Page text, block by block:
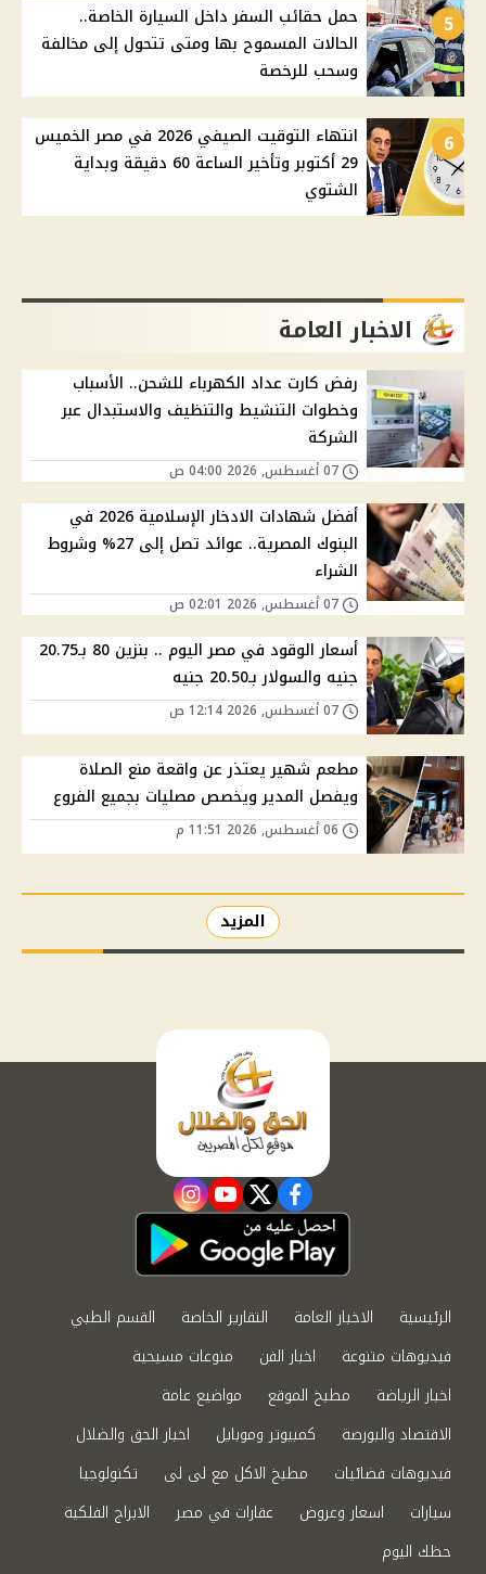
5
حمل حقائب السفر داخل السيارة الخاصة..
الحالات المسموح بها ومتى تتحول إلى مخالفة
وسحب للرخصة
6
انتهاء التوقيت الصيفي 2026 في مصر الخميس
29 أكتوبر وتأخير الساعة 60 دقيقة وبداية
الشتوي
الاخبار العامة
رفض كارت عداد الكهرباء للشحن.. الأسباب
وخطوات التنشيط والتنظيف والاستبدال عبر
الشركة
أفضل شهادات الادخار الإسلامية 2026 في
البنوك المصرية.. عوائد تصل إلى 27% وشروط
الشراء
أسعار الوقود في مصر اليوم .. بنزين 80 بـ20.75
جنيه والسولار بـ20.50 جنيه
مطعم شهير يعتذر عن واقعة منع الصلاة
ويفصل المدير ويخصص مصليات بجميع الفروع
المزيد
facebook
twitter
youtube
instagram
الرئيسية الاخبار العامة التقارير الخاصة
القسم الطبي
فيديوهات متنوعة
اخبار الفن
منوعات مسيحية
اخبار الرياضة
مطبخ الموقع
مواضيع عامة
الاقتصاد والبورصة
كمبيوتر وموبايل
اخبار الحق والضلال
فيديوهات فضائيات
مطبخ الاكل مع لى لى
تكنولوجيا
سيارات
اسعار وعروض عقارات في مصر
الابراج الفلكية
حظك اليوم